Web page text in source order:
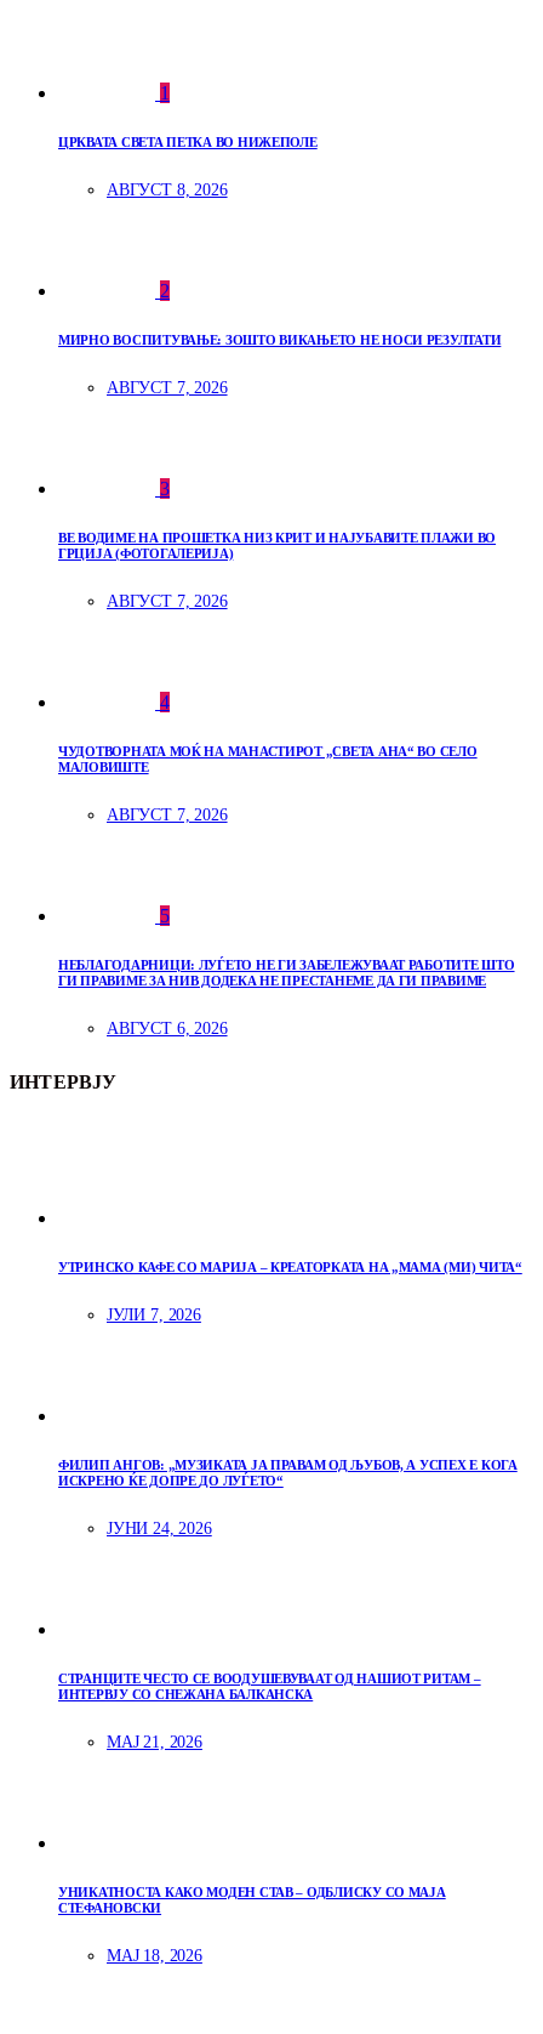
1
ЦРКВАТА СВЕТА ПЕТКА ВО НИЖЕПОЛЕ
АВГУСТ 8, 2026
2
МИРНО ВОСПИТУВАЊЕ: ЗОШТО ВИКАЊЕТО НЕ НОСИ РЕЗУЛТАТИ
АВГУСТ 7, 2026
3
ВЕ ВОДИМЕ НА ПРОШЕТКА НИЗ КРИТ И НАЈУБАВИТЕ ПЛАЖИ ВО
ГРЦИЈА (ФОТОГАЛЕРИЈА)
АВГУСТ 7, 2026
4
ЧУДОТВОРНАТА МОЌ НА МАНАСТИРОТ „СВЕТА АНА“ ВО СЕЛО
МАЛОВИШТЕ
АВГУСТ 7, 2026
5
НЕБЛАГОДАРНИЦИ: ЛУЃЕТО НЕ ГИ ЗАБЕЛЕЖУВААТ РАБОТИТЕ ШТО
ГИ ПРАВИМЕ ЗА НИВ ДОДЕКА НЕ ПРЕСТАНЕМЕ ДА ГИ ПРАВИМЕ
АВГУСТ 6, 2026
ИНТЕРВЈУ
УТРИНСКО КАФЕ СО МАРИЈА – КРЕАТОРКАТА НА „МАМА (МИ) ЧИТА“
ЈУЛИ 7, 2026
ФИЛИП АНГОВ: „МУЗИКАТА ЈА ПРАВАМ ОД ЉУБОВ, А УСПЕХ Е КОГА
ИСКРЕНО ЌЕ ДОПРЕ ДО ЛУЃЕТО“
ЈУНИ 24, 2026
СТРАНЦИТЕ ЧЕСТО СЕ ВООДУШЕВУВААТ ОД НАШИОТ РИТАМ –
ИНТЕРВЈУ СО СНЕЖАНА БАЛКАНСКА
МАЈ 21, 2026
УНИКАТНОСТА КАКО МОДЕН СТАВ – ОДБЛИСКУ СО МАЈА
СТЕФАНОВСКИ
МАЈ 18, 2026